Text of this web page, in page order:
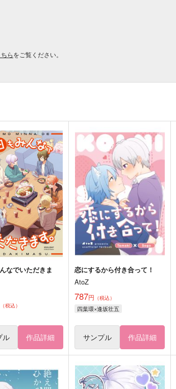
ちらをご覧ください。
なでいただきま
（税込）
ル 作品詳細
恋にするから付き合って！
AtoZ
787円 （税込）
四葉環×逢坂壮五
サンプル 作品詳細